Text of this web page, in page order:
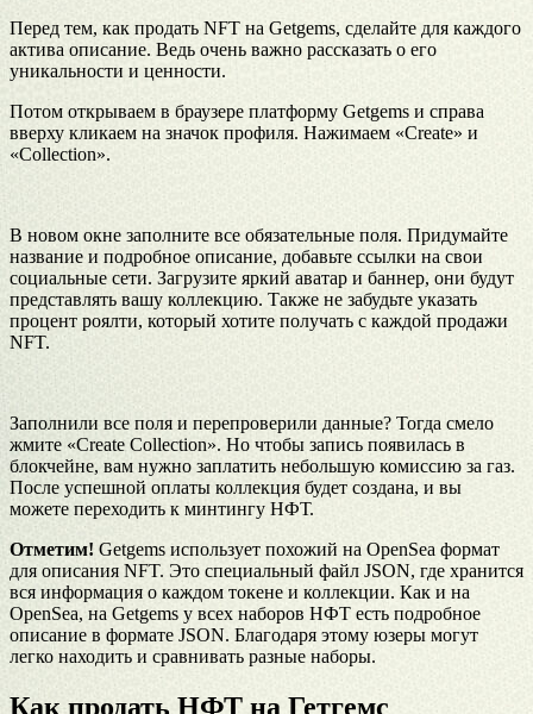
Перед тем, как продать NFT на Getgems, сделайте для каждого
актива описание. Ведь очень важно рассказать о его
уникальности и ценности.
Потом открываем в браузере платформу Getgems и справа
вверху кликаем на значок профиля. Нажимаем «Create» и
«Collection».
В новом окне заполните все обязательные поля. Придумайте
название и подробное описание, добавьте ссылки на свои
социальные сети. Загрузите яркий аватар и баннер, они будут
представлять вашу коллекцию. Также не забудьте указать
процент роялти, который хотите получать с каждой продажи
NFT.
Заполнили все поля и перепроверили данные? Тогда смело
жмите «Create Collection». Но чтобы запись появилась в
блокчейне, вам нужно заплатить небольшую комиссию за газ.
После успешной оплаты коллекция будет создана, и вы
можете переходить к минтингу НФТ.
Отметим! Getgems использует похожий на OpenSea формат
для описания NFT. Это специальный файл JSON, где хранится
вся информация о каждом токене и коллекции. Как и на
OpenSea, на Getgems у всех наборов НФТ есть подробное
описание в формате JSON. Благодаря этому юзеры могут
легко находить и сравнивать разные наборы.
Как продать НФТ на Гетгемс